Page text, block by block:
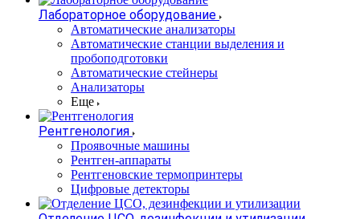
Лабораторное оборудование
Автоматические анализаторы
Автоматические станции выделения и
пробоподготовки
Автоматические стейнеры
Анализаторы
Еще
Рентгенология
Проявочные машины
Рентген-аппараты
Рентгеновские термопринтеры
Цифровые детекторы